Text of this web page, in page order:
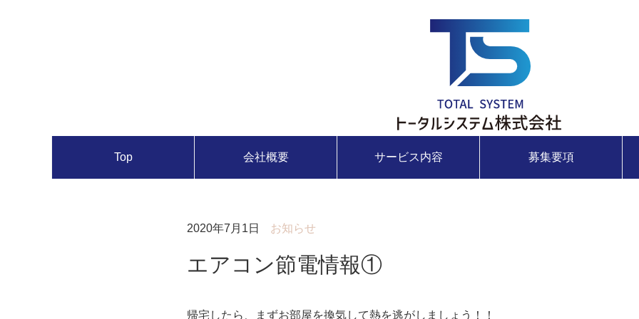
Top 会社概要 サービス内容 募集要項
2020年7月1日 お知らせ
エアコン節電情報①
帰宅したら、まずお部屋を換気して熱を逃がしましょう！！